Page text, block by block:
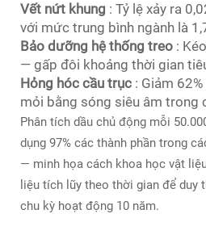
Vết nứt khung : Tỷ lệ xảy ra
với mức trung bình ngành là
Bảo dưỡng hệ thống treo :
— gấp đôi khoảng thời gian
Hỏng hóc cầu trục : Giảm
mỏi bằng sóng siêu âm trong
Phân tích dầu chủ động mỗi
dụng 97% các thành phần trong
— minh họa cách khoa học vật
liệu tích lũy theo thời gian để duy
chu kỳ hoạt động 10 năm.